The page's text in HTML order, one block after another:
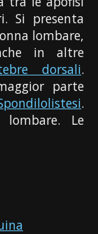
Si presenta
lombare,
in altre
dorsali.
parte
.
Le